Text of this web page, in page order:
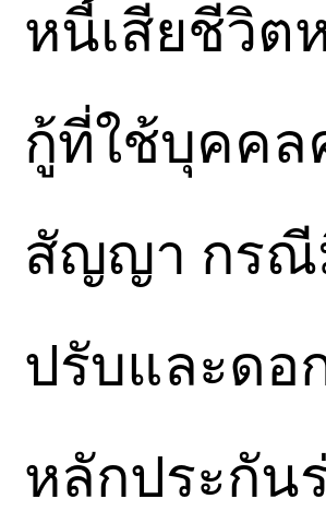
หนี้เสียชีวิต
กู้ที่ใช้บุคคล
สัญญา กรณี
ปรับและดอ
หลักประกัน